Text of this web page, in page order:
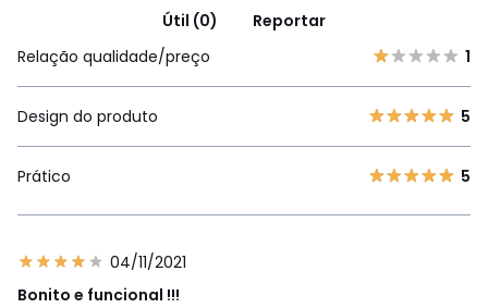
Útil (0)
Reportar
Relação qualidade/preço
1
Design do produto 5
Prático 5
04/11/2021
Bonito e funcional !!!